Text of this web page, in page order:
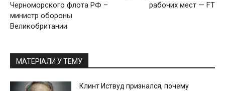
Черноморского флота РФ –
министр обороны
Великобритании
рабочих мест — FT
МАТЕРІАЛИ У ТЕМУ
Клинт Иствуд признался, почему